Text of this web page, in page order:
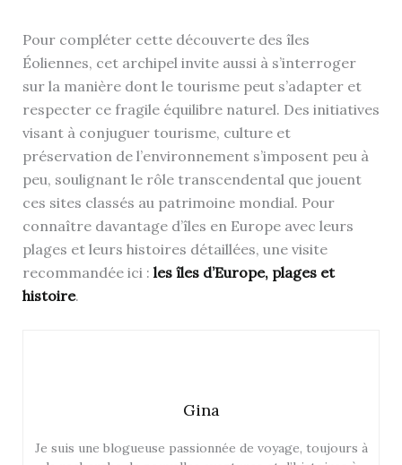
Pour compléter cette découverte des îles
Éoliennes, cet archipel invite aussi à s’interroger
sur la manière dont le tourisme peut s’adapter et
respecter ce fragile équilibre naturel. Des initiatives
visant à conjuguer tourisme, culture et
préservation de l’environnement s’imposent peu à
peu, soulignant le rôle transcendental que jouent
ces sites classés au patrimoine mondial. Pour
connaître davantage d’îles en Europe avec leurs
plages et leurs histoires détaillées, une visite
recommandée ici : les îles d’Europe, plages et
histoire.
Gina
Je suis une blogueuse passionnée de voyage, toujours à